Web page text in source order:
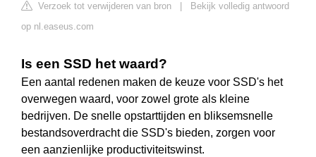
Verzoek tot verwijderen van bron
Bekijk volledig antwoord
op nl.easeus.com
Is een SSD het waard?
Een aantal redenen maken de keuze voor SSD's het
overwegen waard, voor zowel grote als kleine
bedrijven. De snelle opstarttijden en bliksemsnelle
bestandsoverdracht die SSD's bieden, zorgen voor
een aanzienlijke productiviteitswinst.